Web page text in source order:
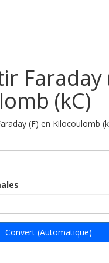
Faraday
(kC)
(F) en Kilocoulomb
Convert (Automatique)